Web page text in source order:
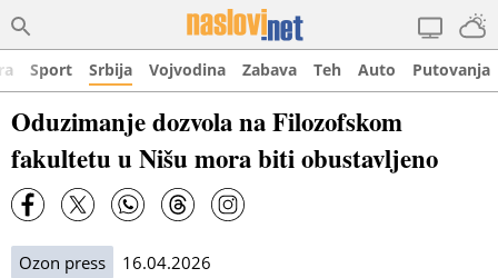
Sport Srbija Vojvodina Zabava Teh Auto Putovanja
Oduzimanje dozvola na Filozofskom
fakultetu u Nišu mora biti obustavljeno
Ozon press 16.04.2026